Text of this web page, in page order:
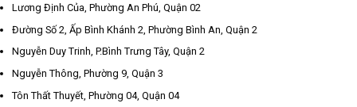
Lương Định Của, Phường An Phú, Quận 02
Đường Số 2, Ấp Bình Khánh 2, Phường Bình An, Quận 2
Nguyễn Duy Trinh, P.Bình Trưng Tây, Quận 2
Nguyễn Thông, Phường 9, Quận 3
Tôn Thất Thuyết, Phường 04, Quận 04